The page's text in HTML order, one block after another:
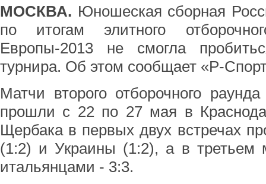
МОСКВА. Юношеская сборная
по итогам элитного
Европы-2013 не смогла
турнира. Об этом сообщает «Р-
Матчи второго отборочного
прошли с 22 по 27 мая в
Щербака в первых двух встречах
(1:2) и Украины (1:2), а в третьем
итальянцами - 3:3.